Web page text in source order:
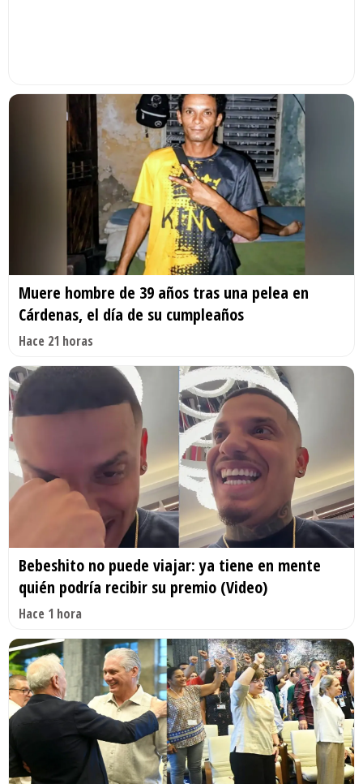
Muere hombre de 39 años tras una pelea en
Cárdenas, el día de su cumpleaños
Hace 21 horas
Bebeshito no puede viajar: ya tiene en mente
quién podría recibir su premio (Video)
Hace 1 hora